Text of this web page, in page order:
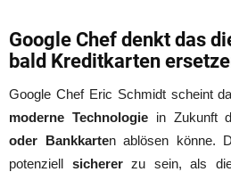
Google Chef denkt das
bald Kreditkarten
Google Chef Eric Schmidt scheint
moderne Technologiein Zukunft
oder Bankkarten ablösen könne.
potenziell sicherer zu sein, als